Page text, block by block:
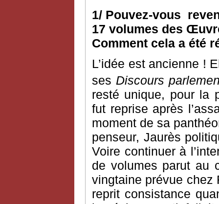
1/ Pouvez-vous
17 volumes des
Comment cela a été
L’idée est ancienne !
ses Discours
resté unique, pour la
fut reprise après
moment de sa
penseur, Jaurès
Voire continuer à
de volumes parut au
vingtaine prévue chez
reprit consistance